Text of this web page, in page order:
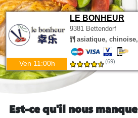
LE BONHEUR
9381 Bettendorf
asiatique,
Ven 11:00h (69)
Est-ce qu'il nous